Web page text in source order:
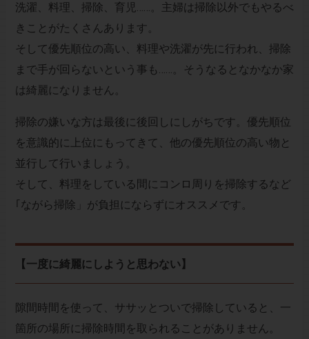
洗濯、料理、掃除、育児……。主婦は掃除以外でもやるべ
きことがたくさんあります。
そして優先順位の高い、料理や洗濯が先に行われ、掃除
まで手が回らないという事も……。そうなるとなかなか家
は綺麗になりません。
掃除の嫌いな方は最後に後回しにしがちです。優先順位
を意識的に上位にもってきて、他の優先順位の高い物と
並行して行いましょう。
そして、料理をしている間にコンロ周りを掃除するなど
｢ながら掃除」が負担にならずにオススメです。
【一度に綺麗にしようと思わない】
隙間時間を使って、ササッとついで掃除していると、一
箇所の場所に掃除時間を取られることがありません。